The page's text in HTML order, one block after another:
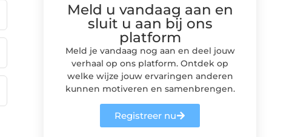
Meld u vandaag aan en
sluit u aan bij ons
platform
Meld je vandaag nog aan en deel jouw
verhaal op ons platform. Ontdek op
welke wijze jouw ervaringen anderen
kunnen motiveren en samenbrengen.
Registreer nu